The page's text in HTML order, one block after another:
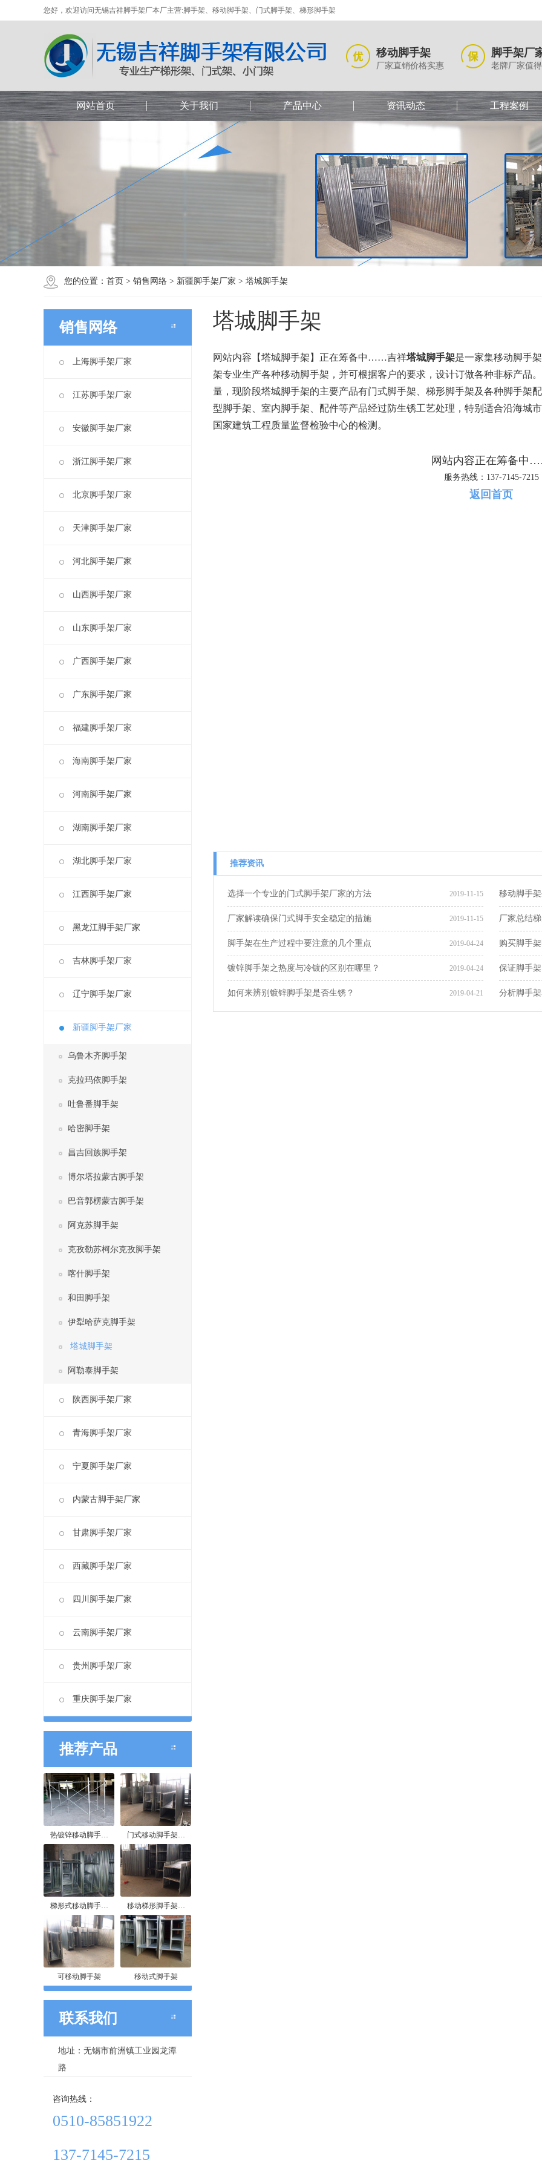
您好，欢迎访问无锡吉祥脚手架厂本厂主营:脚手架、移动脚手架、门式脚手架、梯形脚手架
移动脚手架
厂家直销价格实惠
脚手架厂
老牌厂家值
网站首页 关于我们 产品中心 资讯动态 工程案例
您的位置： 首页 > 销售网络 > 新疆脚手架厂家 > 塔城脚手架
销售网络
上海脚手架厂家
江苏脚手架厂家
安徽脚手架厂家
浙江脚手架厂家
北京脚手架厂家
天津脚手架厂家
河北脚手架厂家
山西脚手架厂家
山东脚手架厂家
广西脚手架厂家
广东脚手架厂家
福建脚手架厂家
海南脚手架厂家
河南脚手架厂家
湖南脚手架厂家
湖北脚手架厂家
江西脚手架厂家
黑龙江脚手架厂家
吉林脚手架厂家
辽宁脚手架厂家
新疆脚手架厂家
乌鲁木齐脚手架
克拉玛依脚手架
吐鲁番脚手架
哈密脚手架
昌吉回族脚手架
博尔塔拉蒙古脚手架
巴音郭楞蒙古脚手架
阿克苏脚手架
克孜勒苏柯尔克孜脚手架
喀什脚手架
和田脚手架
伊犁哈萨克脚手架
塔城脚手架
阿勒泰脚手架
陕西脚手架厂家
青海脚手架厂家
宁夏脚手架厂家
内蒙古脚手架厂家
甘肃脚手架厂家
西藏脚手架厂家
四川脚手架厂家
云南脚手架厂家
贵州脚手架厂家
重庆脚手架厂家
推荐产品
热镀锌移动脚手… 门式移动脚手架…
梯形式移动脚手… 移动梯形脚手架…
可移动脚手架 移动式脚手架
联系我们
地址：无锡市前洲镇工业园龙潭
路
咨询热线：
0510-85851922
137-7145-7215
塔城脚手架
网站内容【塔城脚手架】正在筹备中……吉祥塔城脚手架是一家集移动脚手
架专业生产各种移动脚手架，并可根据客户的要求，设计订做各种非标产品
量，现阶段塔城脚手架的主要产品有门式脚手架、梯形脚手架及各种脚手架
型脚手架、室内脚手架、配件等产品经过防生锈工艺处理，特别适合沿海城市
国家建筑工程质量监督检验中心的检测。
网站内容正在筹备中
服务热线：137-7145-7215
返回首页
推荐资讯
2019-11-15
选择一个专业的门式脚手架厂家的方法 移动脚手
2019-11-15
厂家解读确保门式脚手安全稳定的措施 厂家总结
2019-04-24
脚手架在生产过程中要注意的几个重点 购买脚手
2019-04-24
镀锌脚手架之热度与冷镀的区别在哪里？ 保证脚手
2019-04-21
如何来辨别镀锌脚手架是否生锈？ 分析脚手